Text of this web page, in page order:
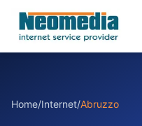
Home/Internet/Abruzzo